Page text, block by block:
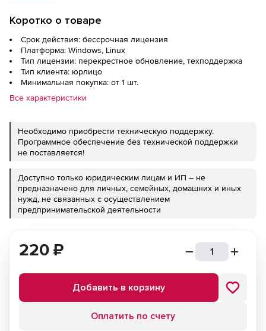
Коротко о товаре
Срок действия: бессрочная лицензия
Платформа: Windows, Linux
Тип лицензии: перекрестное обновление, техподдержка
Тип клиента: юрлицо
Минимальная покупка: от 1 шт.
Все характеристики
Необходимо приобрести техническую поддержку.
Программное обеспечение без технической поддержки
не поставляется!
Доступно только юридическим лицам и ИП – не
предназначено для личных, семейных, домашних и иных
нужд, не связанных с осуществлением
предпринимательской деятельности
220 ₽
Добавить в корзину
Оплатить по счету